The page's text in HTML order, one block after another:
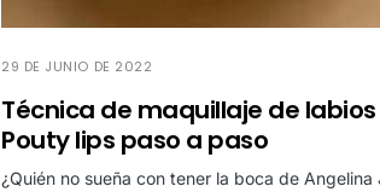
29 DE JUNIO DE 2022
Técnica de maquillaje de labios
Pouty lips paso a paso
¿Quién no sueña con tener la boca de Angelina